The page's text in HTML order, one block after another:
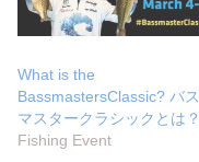
What is the
BassmastersClassic? バス
マスタークラシックとは？
Fishing Event